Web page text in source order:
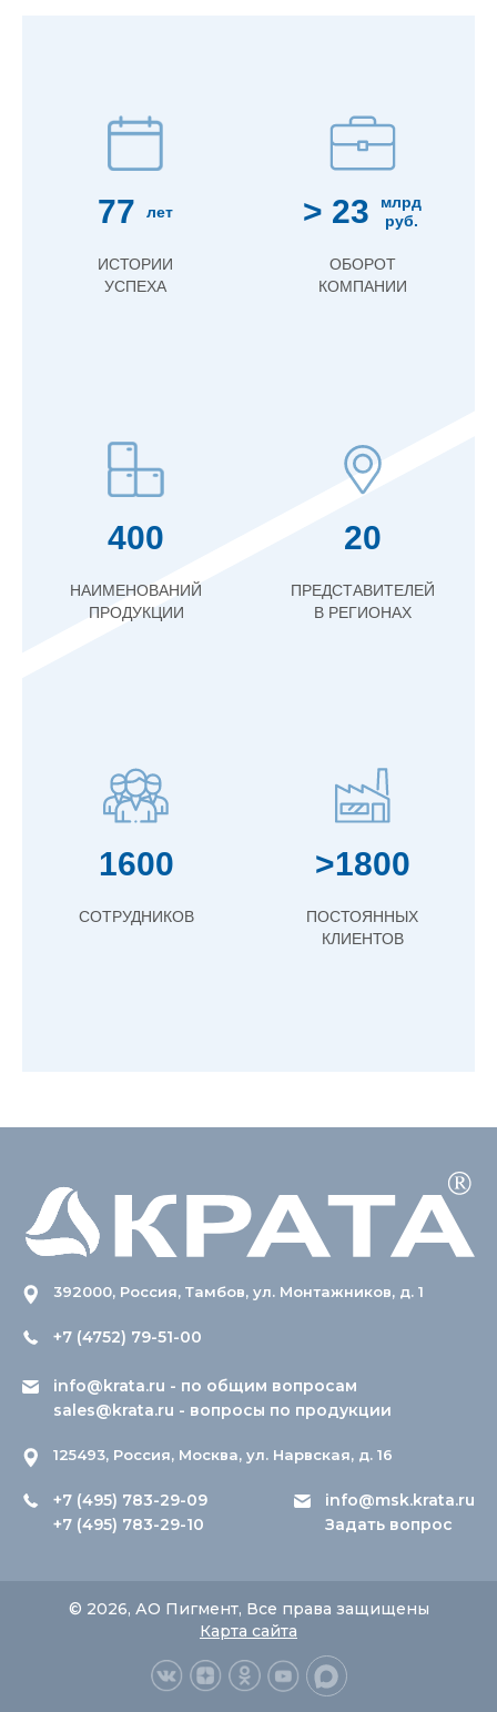
77 лет
ИСТОРИИ
УСПЕХА
> 23
млрд
руб.
ОБОРОТ
КОМПАНИИ
400
НАИМЕНОВАНИЙ
ПРОДУКЦИИ
20
ПРЕДСТАВИТЕЛЕЙ
В РЕГИОНАХ
1600
СОТРУДНИКОВ
>1800
ПОСТОЯННЫХ
КЛИЕНТОВ
392000, Россия, Тамбов, ул. Монтажников, д. 1
+7 (4752) 79-51-00
info@krata.ru - по общим вопросам
sales@krata.ru - вопросы по продукции
125493, Россия, Москва, ул. Нарвская, д. 16
+7 (495) 783-29-09
+7 (495) 783-29-10
info@msk.krata.ru
Задать вопрос
© 2026, АО Пигмент, Все права защищены
Карта сайта